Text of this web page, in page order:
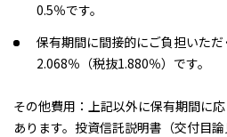
0.5％です。
保有期間に間接的にご負担いた
2.068％（税抜1.880％）です。
その他費用：上記以外に保有期間に
あります。投資信託説明書（交付目